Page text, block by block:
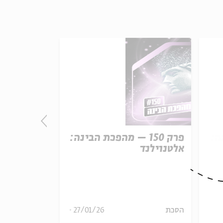
פרק 150 – מהפכת הבינה:
אלטנוילנד
הסכת 27/01/26